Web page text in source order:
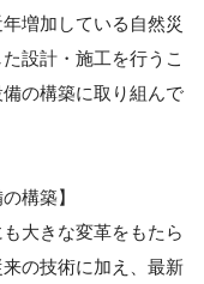
増加している自然災
設計・施工を行うこ
の構築に取り組んで
構築】
大きな変革をもたら
の技術に加え、最新